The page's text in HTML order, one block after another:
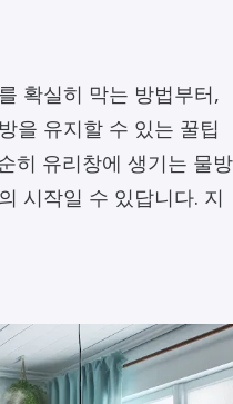
확실히 막는 방법부터,
을 유지할 수 있는 꿀팁
히 유리창에 생기는 물방
시작일 수 있답니다. 지